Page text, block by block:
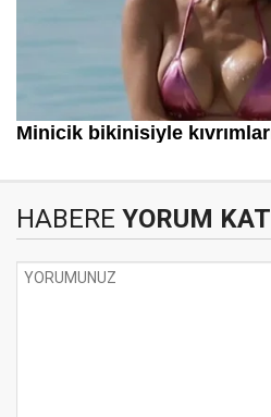
HABERE YORUM KAT